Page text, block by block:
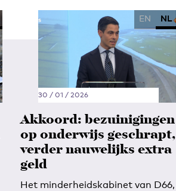
EN NL
30 / 01 / 2026
Akkoord: bezuinigingen
op onderwijs geschrapt,
verder nauwelijks extra
geld
Het minderheidskabinet van D66,